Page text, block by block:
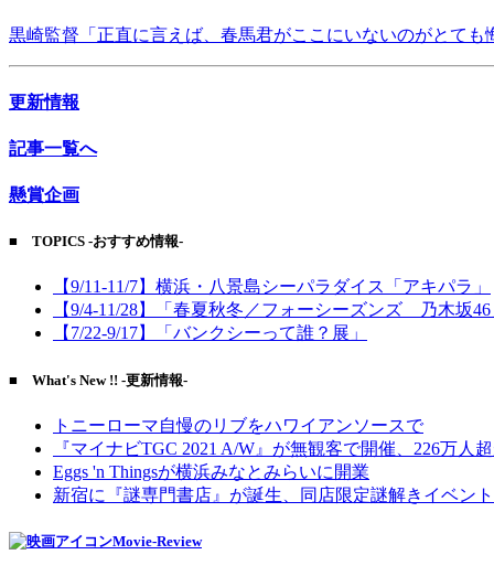
黒崎監督「正直に言えば、春馬君がここにいないのがとても
更新情報
記事一覧へ
懸賞企画
■ TOPICS -おすすめ情報-
【9/11-11/7】横浜・八景島シーパラダイス「アキパラ」
【9/4-11/28】「春夏秋冬／フォーシーズンズ 乃木坂46
【7/22-9/17】「バンクシーって誰？展」
■ What's New !! -更新情報-
トニーローマ自慢のリブをハワイアンソースで
『マイナビTGC 2021 A/W』が無観客で開催、226万人
Eggs 'n Thingsが横浜みなとみらいに開業
新宿に『謎専門書店』が誕生、同店限定謎解きイベン
Movie-Review